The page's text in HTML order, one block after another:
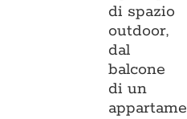
di spazio
outdoor,
dal
balcone
di un